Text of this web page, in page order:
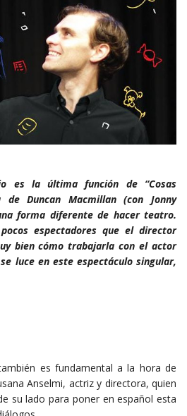
es la última función de “Cosas
de Duncan Macmillan (con Jonny
forma diferente de hacer teatro.
espectadores que el director
bien cómo trabajarla con el actor
luce en este espectáculo singular,
es fundamental a la hora de
Anselmi, actriz y directora, quien
su lado para poner en español esta